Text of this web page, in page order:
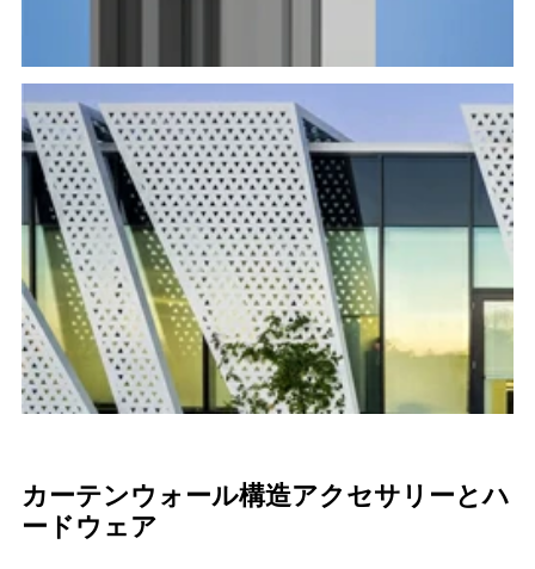
カーテンウォール構造アクセサリーとハ
ードウェア